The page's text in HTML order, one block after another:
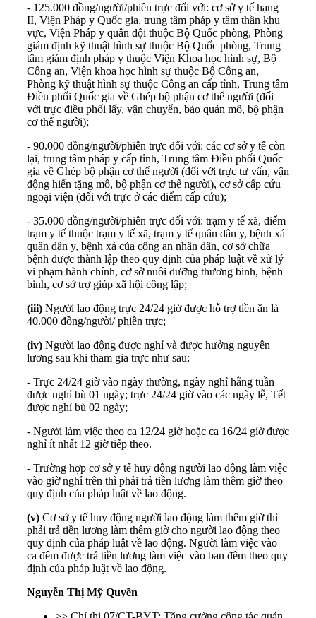
- 125.000 đồng/người/phiên trực đối với: cơ sở y tế hạng
II, Viện Pháp y Quốc gia, trung tâm pháp y tâm thần khu
vực, Viện Pháp y quân đội thuộc Bộ Quốc phòng, Phòng
giám định kỹ thuật hình sự thuộc Bộ Quốc phòng, Trung
tâm giám định pháp y thuộc Viện Khoa học hình sự, Bộ
Công an, Viện khoa học hình sự thuộc Bộ Công an,
Phòng kỹ thuật hình sự thuộc Công an cấp tỉnh, Trung tâm
Điều phối Quốc gia về Ghép bộ phận cơ thể người (đối
với trực điều phối lấy, vận chuyển, bảo quản mô, bộ phận
cơ thể người);
- 90.000 đồng/người/phiên trực đối với: các cơ sở y tế còn
lại, trung tâm pháp y cấp tỉnh, Trung tâm Điều phối Quốc
gia về Ghép bộ phận cơ thể người (đối với trực tư vấn, vận
động hiến tặng mô, bộ phận cơ thể người), cơ sở cấp cứu
ngoại viện (đối với trực ở các điểm cấp cứu);
- 35.000 đồng/người/phiên trực đối với: trạm y tế xã, điểm
trạm y tế thuộc trạm y tế xã, trạm y tế quân dân y, bệnh xá
quân dân y, bệnh xá của công an nhân dân, cơ sở chữa
bệnh được thành lập theo quy định của pháp luật về xử lý
vi phạm hành chính, cơ sở nuôi dưỡng thương binh, bệnh
binh, cơ sở trợ giúp xã hội công lập;
(iii) Người lao động trực 24/24 giờ được hỗ trợ tiền ăn là
40.000 đồng/người/ phiên trực;
(iv) Người lao động được nghỉ và được hưởng nguyên
lương sau khi tham gia trực như sau:
- Trực 24/24 giờ vào ngày thường, ngày nghỉ hằng tuần
được nghỉ bù 01 ngày; trực 24/24 giờ vào các ngày lễ, Tết
được nghỉ bù 02 ngày;
- Người làm việc theo ca 12/24 giờ hoặc ca 16/24 giờ được
nghỉ ít nhất 12 giờ tiếp theo.
- Trường hợp cơ sở y tế huy động người lao động làm việc
vào giờ nghỉ trên thì phải trả tiền lương làm thêm giờ theo
quy định của pháp luật về lao động.
(v) Cơ sở y tế huy động người lao động làm thêm giờ thì
phải trả tiền lương làm thêm giờ cho người lao động theo
quy định của pháp luật về lao động. Người làm việc vào
ca đêm được trả tiền lương làm việc vào ban đêm theo quy
định của pháp luật về lao động.
Nguyễn Thị Mỹ Quyền